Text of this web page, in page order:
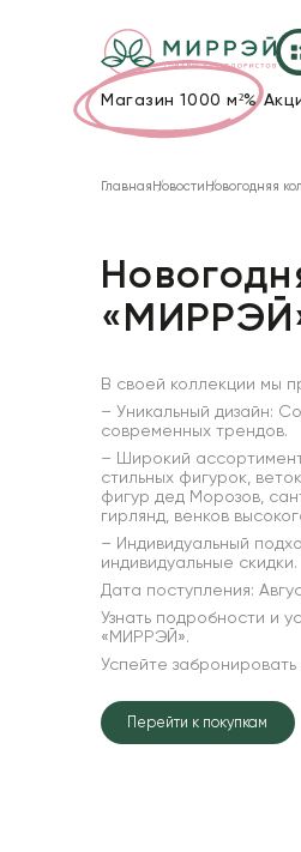
Магазин 1000 м²%
Коробки для цветов
Товары для флористов
Пакеты для цветов и
Искусственные цветы и
Декоративные вазы,
Свечи
Игрушки мягкие
Главная Новости Новогодняя
В своей коллекции мы
– Уникальный дизайн:
современных трендов.
– Широкий
стильных фигурок,
фигур дед Морозов,
гирлянд, венков
– Индивидуальный
индивидуальные скидки.
Дата поступления:
Узнать подробности и
«МИРРЭЙ».
Успейте
Перейти к покупкам